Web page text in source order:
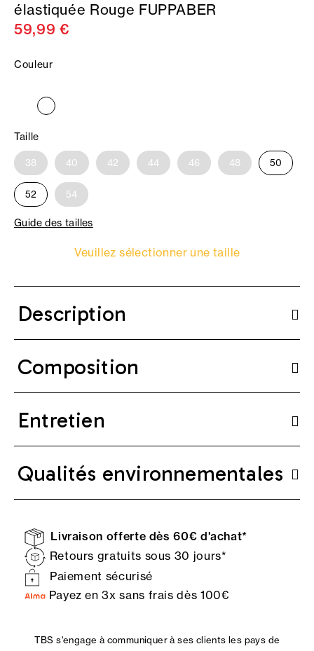
élastiquée Rouge FUPPABER
59,99 €
Couleur
Taille
38 40 42 44 46 48 50
52 54
Guide des tailles
Veuillez sélectionner une taille
Description
Composition
Entretien
Qualités environnementales
Livraison offerte dès 60€ d'achat*
Retours gratuits sous 30 jours*
Paiement sécurisé
Payez en 3x sans frais dès 100€
TBS s'engage à communiquer à ses clients les pays de